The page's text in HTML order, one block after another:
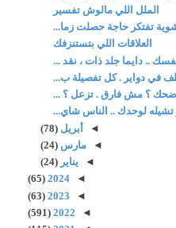
الملل اللي مالوش تفسير
تفتكر حاجة حصلت زما...
العلاقات اللي بتستنزفك
.. دايما جلد ذات ، نقد ...
؟ مش فارق . تزعل ؟ ...
تشيله لوحدك .. الناس شاي...
◄أبريل(78)
◄مارس(24)
◄ يناير(24)
◄
2024
(65)
◄
2023
(63)
◄
2022
(591)